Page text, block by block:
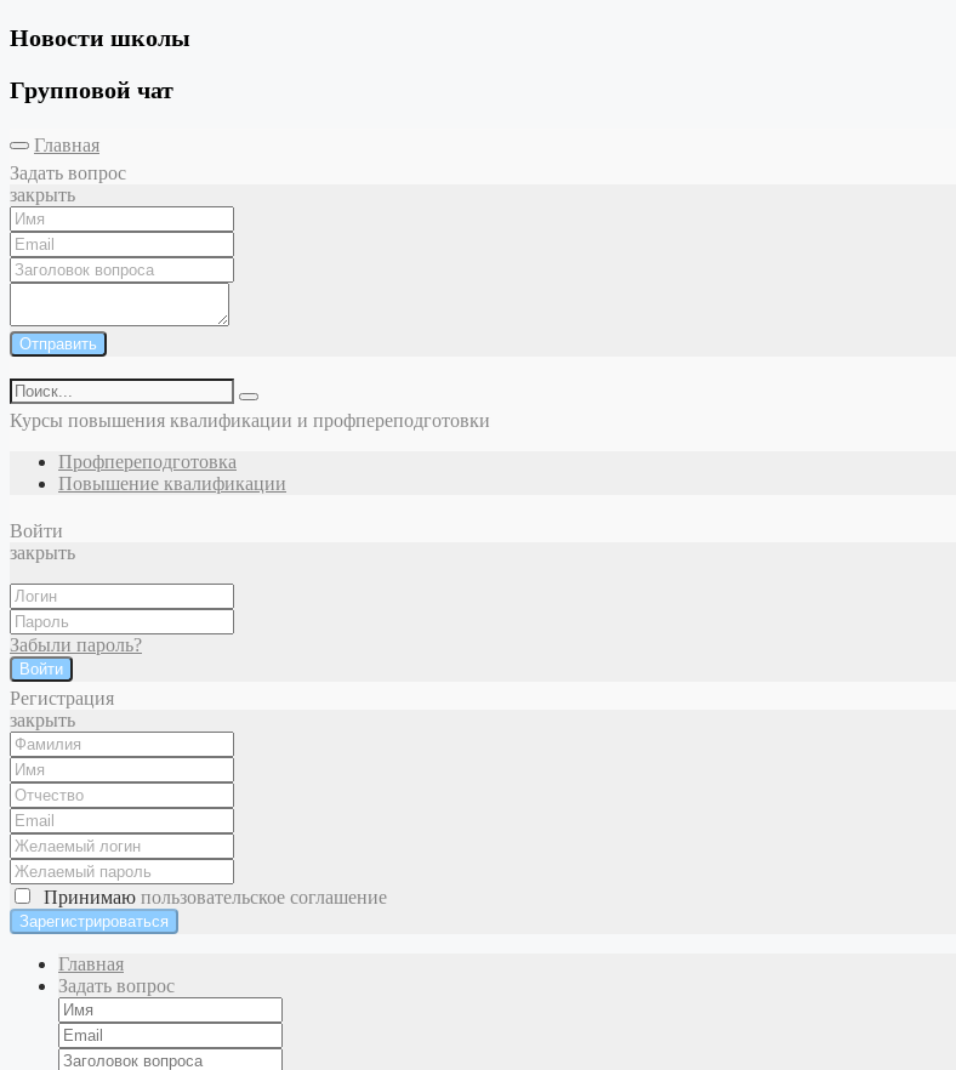
Новости школы
Групповой чат
Главная
Задать вопрос
закрыть
Отправить
Курсы повышения квалификации и профпереподготовки
Профпереподготовка
Повышение квалификации
Войти
закрыть
Забыли пароль?
Войти
Регистрация
закрыть
Принимаю пользовательское соглашение
Главная
Задать вопрос